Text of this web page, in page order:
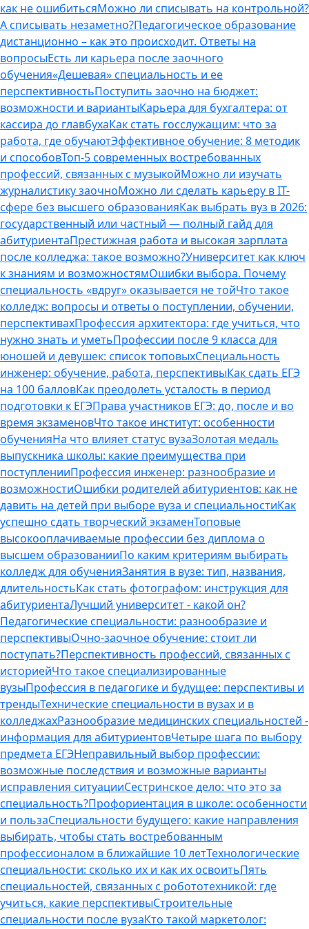
как не ошибитьсяМожно ли списывать на контрольной?
А списывать незаметно?Педагогическое образование
дистанционно – как это происходит. Ответы на
вопросыЕсть ли карьера после заочного
обучения«Дешевая» специальность и ее
перспективностьПоступить заочно на бюджет:
возможности и вариантыКарьера для бухгалтера: от
кассира до главбухаКак стать госслужащим: что за
работа, где обучаютЭффективное обучение: 8 методик
и способовТоп-5 современных востребованных
профессий, связанных с музыкойМожно ли изучать
журналистику заочноМожно ли сделать карьеру в IT-
сфере без высшего образованияКак выбрать вуз в 2026:
государственный или частный — полный гайд для
абитуриентаПрестижная работа и высокая зарплата
после колледжа: такое возможно?Университет как ключ
к знаниям и возможностямОшибки выбора. Почему
специальность «вдруг» оказывается не тойЧто такое
колледж: вопросы и ответы о поступлении, обучении,
перспективахПрофессия архитектора: где учиться, что
нужно знать и уметьПрофессии после 9 класса для
юношей и девушек: список топовыхСпециальность
инженер: обучение, работа, перспективыКак сдать ЕГЭ
на 100 балловКак преодолеть усталость в период
подготовки к ЕГЭПрава участников ЕГЭ: до, после и во
время экзаменовЧто такое институт: особенности
обученияНа что влияет статус вузаЗолотая медаль
выпускника школы: какие преимущества при
поступленииПрофессия инженер: разнообразие и
возможностиОшибки родителей абитуриентов: как не
давить на детей при выборе вуза и специальностиКак
успешно сдать творческий экзаменТоповые
высокооплачиваемые профессии без диплома о
высшем образованииПо каким критериям выбирать
колледж для обученияЗанятия в вузе: тип, названия,
длительностьКак стать фотографом: инструкция для
абитуриентаЛучший университет - какой он?
Педагогические специальности: разнообразие и
перспективыОчно-заочное обучение: стоит ли
поступать?Перспективность профессий, связанных с
историейЧто такое специализированные
вузыПрофессия в педагогике и будущее: перспективы и
трендыТехнические специальности в вузах и в
колледжахРазнообразие медицинских специальностей -
информация для абитуриентовЧетыре шага по выбору
предмета ЕГЭНеправильный выбор профессии:
возможные последствия и возможные варианты
исправления ситуацииСестринское дело: что это за
специальность?Профориентация в школе: особенности
и пользаСпециальности будущего: какие направления
выбирать, чтобы стать востребованным
профессионалом в ближайшие 10 летТехнологические
специальности: сколько их и как их освоитьПять
специальностей, связанных с робототехникой: где
учиться, какие перспективыСтроительные
специальности после вузаКто такой маркетолог: